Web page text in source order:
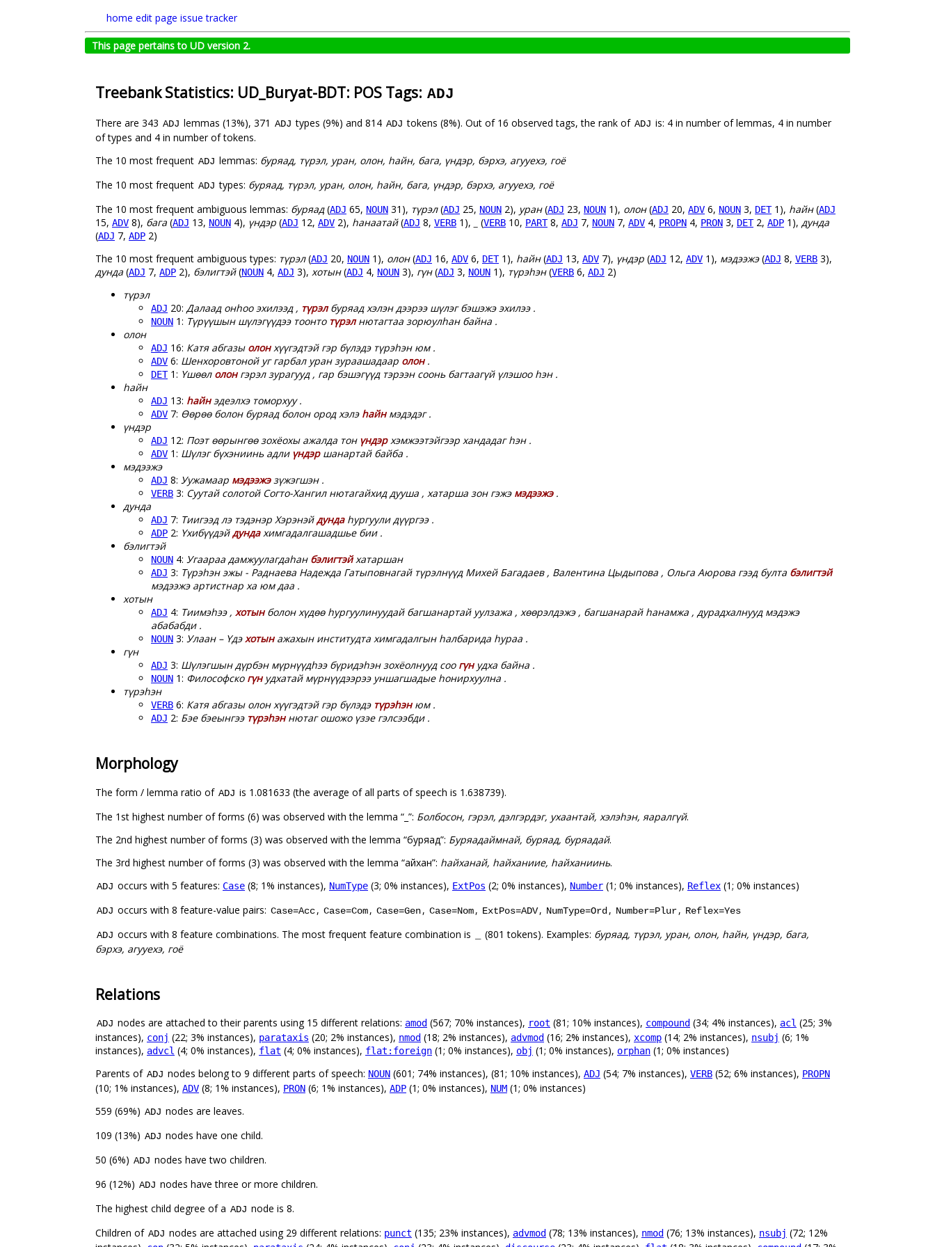
home edit page issue tracker
This page pertains to UD version 2.
Treebank Statistics: UD_Buryat-BDT: POS Tags: ADJ
There are 343 ADJ lemmas (13%), 371 ADJ types (9%) and 814 ADJ tokens (8%). Out of 16 observed tags, the rank of ADJ is: 4 in number of lemmas, 4 in number
of types and 4 in number of tokens.
The 10 most frequent ADJ lemmas: буряад, түрэл, уран, олон, һайн, бага, үндэр, бэрхэ, агууехэ, гоё
The 10 most frequent ADJ types: буряад, түрэл, уран, олон, һайн, бага, үндэр, бэрхэ, агууехэ, гоё
The 10 most frequent ambiguous lemmas: буряад(ADJ 65, NOUN 31), түрэл(ADJ 25, NOUN 2), уран(ADJ 23, NOUN 1), олон(ADJ 20, ADV 6, NOUN 3, DET1), һайн(ADJ
15, ADV 8), бага (ADJ 13, NOUN 4), үндэр (ADJ 12, ADV 2), һанаатай(ADJ 8, VERB 1), (VERB 10, PART8, ADJ 7, NOUN 7, ADV 4, PROPN 4, PRON 3, DET2, ADP 1), дунда
(ADJ 7, ADP 2)
The 10 most frequent ambiguous types: түрэл(ADJ 20, NOUN 1), олон(ADJ 16, ADV 6, DET1), һайн(ADJ 13, ADV 7), үндэр (ADJ 12, ADV 1), мэдээжэ(ADJ 8, VERB 3),
дунда (ADJ 7, ADP 2), бэлигтэй(NOUN 4, ADJ 3), хотын(ADJ 4, NOUN 3), гүн(ADJ 3, NOUN 1), түрэһэн(VERB 6, ADJ 2)
түрэл
ADJ 20: Далаад онһоо эхилээд , түрэлбуряад хэлэн дээрээ шүлэг бэшэжэ эхилээ .
NOUN 1: Түрүүшын шүлэгүүдээ тоонто түрэлнютагтаа зорюулһан байна .
олон
ADJ 16: Катя абгазы олонхүүгэдтэй гэр бүлэдэ түрэһэн юм .
ADV 6: Шенхоровтоной уг гарбал уран зураашадаар олон.
DET1: Үшөөл олонгэрэл зурагууд , гар бэшэгүүд тэрээн соонь багтаагүй үлэшоо hэн .
һайн
ADJ 13: һайнэдеэлхэ томорхуу .
ADV 7: Өөрөө болон буряад болон ород хэлэ һайнмэдэдэг .
үндэр
ADJ 12: Поэт өөрынгөө зохёохы ажалда тон үндэрхэмжээтэйгээр хандадаг һэн .
ADV 1: Шүлэг бүхэниинь адли үндэршанартай байба .
мэдээжэ
ADJ 8: Уужамаар мэдээжэзүжэгшэн .
VERB 3: Суутай солотой Согто-Хангил нютагайхид дууша , хатарша зон гэжэ мэдээжэ.
дунда
ADJ 7: Тиигээд лэ тэдэнэр Хэрэнэйдундаһургуули дүүргээ .
ADP 2: Үхибүүдэйдундахимгадалгашадшье бии .
бэлигтэй
NOUN 4: Угаараа дамжуулагдаһан бэлигтэйхатаршан
ADJ 3: Түрэһэн эжы - Раднаева Надежда Гатыповнагай түрэлнүүд Михей Багадаев , Валентина Цыдыпова , Ольга Аюрова гээд булта бэлигтэй
мэдээжэ артистнар ха юм даа .
хотын
ADJ 4: Тиимэһээ , хотынболон хүдөө һургуулинуудай багшанартай уулзажа , хөөрэлдэжэ , багшанарай һанамжа , дурадхалнууд мэдэжэ
абабабди .
NOUN 3: Улаан – Үдэхотынажахын институдта химгадалгын һалбарида һураа .
гүн
ADJ 3: Шүлэгшын дүрбэн мүрнүүдһээ бүридэһэн зохёолнууд соо гүнудха байна .
NOUN 1: Философско гүнудхатай мүрнүүдээрээ уншагшадые һонирхуулна .
түрэһэн
VERB 6: Катя абгазы олон хүүгэдтэй гэр бүлэдэ түрэһэнюм .
ADJ 2: Бэе бэеынгээ түрэһэннютаг ошожо үзэе гэлсээбди .
Morphology
The form / lemma ratio of ADJ is 1.081633 (the average of all parts of speech is 1.638739).
The 1st highest number of forms (6) was observed with the lemma “_”: Болбосон, гэрэл, дэлгэрдэг, ухаантай, хэлэhэн, яаралгүй.
The 2nd highest number of forms (3) was observed with the lemma “буряад”: Буряадаймнай, буряад, буряадай.
The 3rd highest number of forms (3) was observed with the lemma “һайхан”: һайханай, һайханиие, һайханиинь.
ADJ occurs with 5 features: Case (8; 1% instances), NumType (3; 0% instances), ExtPos (2; 0% instances), Number (1; 0% instances), Reflex (1; 0% instances)
ADJ occurs with 8 feature-value pairs: Case=Acc, Case=Com, Case=Gen, Case=Nom, ExtPos=ADV, NumType=Ord , Number=Plur, Reflex=Yes
ADJ occurs with 8 feature combinations. The most frequent feature combination is (801 tokens). Examples: буряад, түрэл, уран, олон, һайн, үндэр, бага,
бэрхэ, агууехэ, гоё
Relations
ADJ nodes are attached to their parents using 15 different relations: amod (567; 70% instances), root (81; 10% instances), compound (34; 4% instances), acl (25; 3%
instances), conj (22; 3% instances), parataxis (20; 2% instances), nmod (18; 2% instances), advmod (16; 2% instances), xcomp (14; 2% instances), nsubj (6; 1%
instances), advcl (4; 0% instances), flat (4; 0% instances), flat:foreign (1; 0% instances), obj (1; 0% instances), orphan (1; 0% instances)
Parents of ADJ nodes belong to 9 different parts of speech: NOUN (601; 74% instances), (81; 10% instances), ADJ (54; 7% instances), VERB (52; 6% instances), PROPN
(10; 1% instances), ADV (8; 1% instances), PRON (6; 1% instances), ADP (1; 0% instances), NUM (1; 0% instances)
559 (69%) ADJ nodes are leaves.
109 (13%) ADJ nodes have one child.
50 (6%) ADJ nodes have two children.
96 (12%) ADJ nodes have three or more children.
The highest child degree of a ADJ node is 8.
Children of ADJ nodes are attached using 29 different relations: punct (135; 23% instances), advmod (78; 13% instances), nmod (76; 13% instances), nsubj (72; 12%